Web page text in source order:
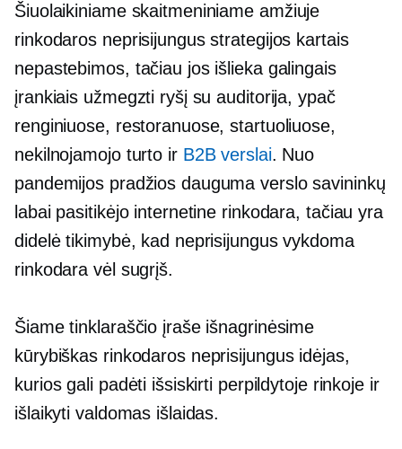
Šiuolaikiniame skaitmeniniame amžiuje
rinkodaros neprisijungus strategijos kartais
nepastebimos, tačiau jos išlieka galingais
įrankiais užmegzti ryšį su auditorija, ypač
renginiuose, restoranuose, startuoliuose,
nekilnojamojo turto ir B2B verslai. Nuo
pandemijos pradžios dauguma verslo savininkų
labai pasitikėjo internetine rinkodara, tačiau yra
didelė tikimybė, kad neprisijungus vykdoma
rinkodara vėl sugrįš.
Šiame tinklaraščio įraše išnagrinėsime
kūrybiškas rinkodaros neprisijungus idėjas,
kurios gali padėti išsiskirti perpildytoje rinkoje ir
išlaikyti valdomas išlaidas.